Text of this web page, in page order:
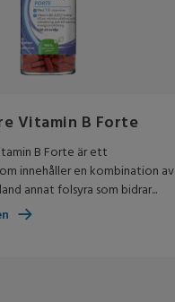
Vitamin B Forte
B Forte är ett
innehåller en kombination av
annat folsyra som bidrar...